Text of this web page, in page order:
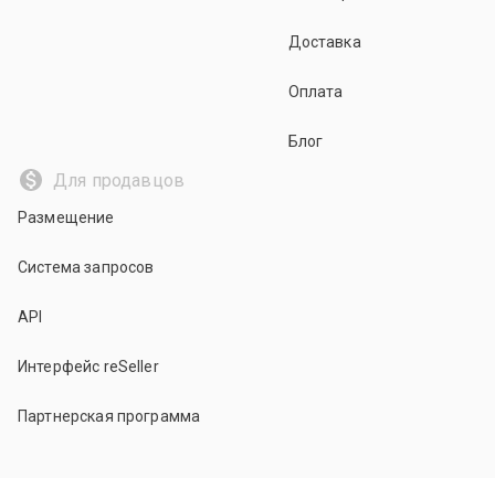
Доставка
Оплата
Блог
Для продавцов
Размещение
Система запросов
API
Интерфейс reSeller
Партнерская программа